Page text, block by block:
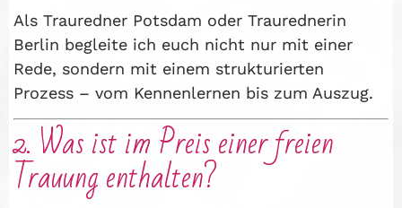
Als Trauredner Potsdam oder Traurednerin
Berlin begleite ich euch nicht nur mit einer
Rede, sondern mit einem strukturierten
Prozess – vom Kennenlernen bis zum Auszug.
2. Was ist im Preis einer freien
Trauung enthalten?